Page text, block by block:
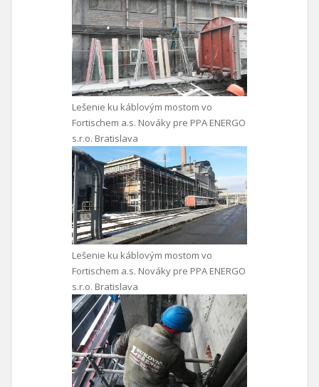
Lešenie ku káblovým mostom vo
Fortischem a.s. Nováky pre PPA ENERGO
s.r.o. Bratislava
Lešenie ku káblovým mostom vo
Fortischem a.s. Nováky pre PPA ENERGO
s.r.o. Bratislava